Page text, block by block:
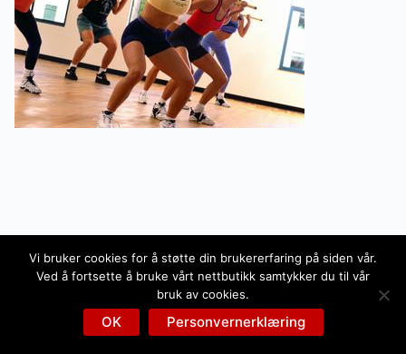
Vi bruker cookies for å støtte din brukererfaring på siden vår.
Ved å fortsette å bruke vårt nettbutikk samtykker du til vår
bruk av cookies.
OK Personvernerklæring